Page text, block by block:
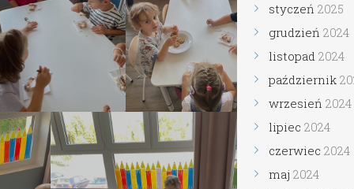
styczeń 2025
grudzień
2024
listopad 2024
październik 2024
wrzesień
2024
lipiec
2024
czerwiec
2024
maj
2024